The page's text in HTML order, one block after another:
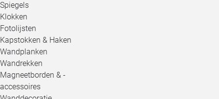
Spiegels
Klokken
Fotolijsten
Kapstokken & Haken
Wandplanken
Wandrekken
Magneetborden & -
accessoires